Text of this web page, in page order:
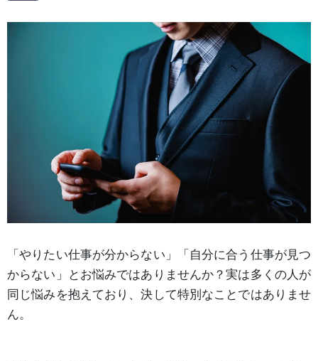
「やりたい仕事が分からない」「自分に合う仕事が見つ
からない」とお悩みではありませんか？実は多くの人が
同じ悩みを抱えており、決して特別なことではありませ
ん。